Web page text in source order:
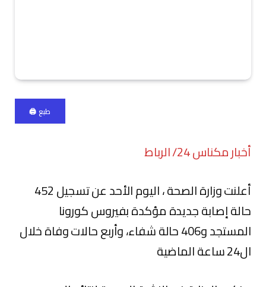
طبع 🖨
أخبار مكناس 24/ الرباط
أعلنت وزارة الصحة ، اليوم الأحد عن تسجيل 452
حالة إصابة جديدة مؤكدة بفيروس كورونا
المستجد و406 حالة شفاء، وأربع حالات وفاة خلال
ال24 ساعة الماضية